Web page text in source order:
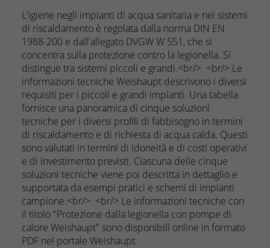
L'igiene negli impianti di acqua sanitaria e nei sistemi
di riscaldamento è regolata dalla norma DIN EN
1988-200 e dall'allegato DVGW W 551, che si
concentra sulla protezione contro la legionella. Si
distingue tra sistemi piccoli e grandi.<br/> <br/> Le
informazioni tecniche Weishaupt descrivono i diversi
requisiti per i piccoli e grandi impianti. Una tabella
fornisce una panoramica di cinque soluzioni
tecniche per i diversi profili di fabbisogno in termini
di riscaldamento e di richiesta di acqua calda. Questi
sono valutati in termini di idoneità e di costi operativi
e di investimento previsti. Ciascuna delle cinque
soluzioni tecniche viene poi descritta in dettaglio e
supportata da esempi pratici e schemi di impianti
campione.<br/> <br/> Le informazioni tecniche con
il titolo "Protezione dalla legionella con pompe di
calore Weishaupt" sono disponibili online in formato
PDF nel portale Weishaupt.